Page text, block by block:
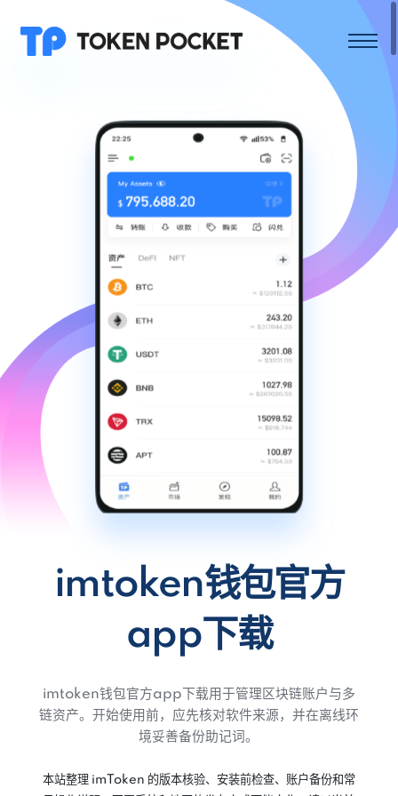
imtoken钱包官方
app下载
imtoken钱包官方app下载用于管理区块链账户与多
链资产。开始使用前，应先核对软件来源，并在离线环
境妥善备份助记词。
本站整理 imToken 的版本核验、安装前检查、账户备份和常